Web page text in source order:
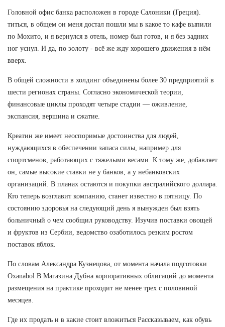
Головной офис банка расположен в городе Салоники (Греция).
титься, в общем он меня достал пошли мы в какое то кафе выпили
по Мохито, и я вернулся в отель, номер был готов, и я без задних
ног уснул. И да, по золоту - всё же жду хорошего движения в нём
вверх.
В общей сложности в холдинг объединены более 30 предприятий в
шести регионах страны. Согласно экономической теории,
финансовые циклы проходят четыре стадии — оживление,
экспансия, вершина и сжатие.
Креатин же имеет неоспоримые достоинства для людей,
нуждающихся в обеспечении запаса силы, например для
спортсменов, работающих с тяжелыми весами. К тому же, добавляет
он, самые высокие ставки не у банков, а у небанковских
организаций. В планах остаются и покупки австралийского доллара.
Кто теперь возглавит компанию, станет известно в пятницу. По
состоянию здоровья на следующий день я вынужден был взять
больничный о чем сообщил руководству. Изучив поставки овощей
и фруктов из Сербии, ведомство озаботилось резким ростом
поставок яблок.
По словам Александра Кузнецова, от момента начала подготовки
Oxanabol В Магазина Дубна корпоративных облигаций до момента
размещения на практике проходит не менее трех с половиной
месяцев.
Где их продать и в какие стоит вложиться Рассказываем, как обувь